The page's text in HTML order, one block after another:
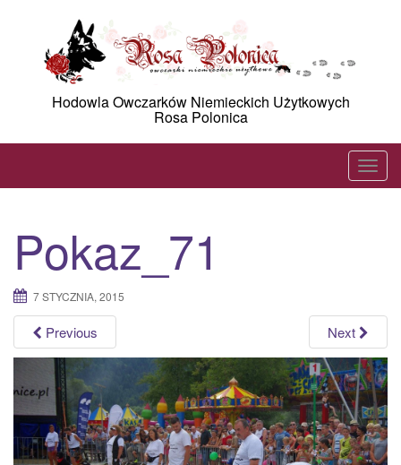
Hodowla Owczarków Niemieckich Użytkowych
Rosa Polonica
T
o
v
i
g
a
t
Pokaz_71
7 STYCZNIA, 2015
Previous Next